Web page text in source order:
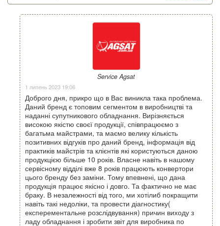
Service Agsat
1 липень 2023 19:06
Доброго дня, прикро що в Вас виникла така проблема.
Даний бренд є топовим сегментом в виробництві та
наданні супутникового обладнання. Вирізняється
високою якістю своєї продукції, співпрацюємо з
багатьма майстрами, та маємо велику кількість
позитивних відгуків про даний бренд, інформація від
практиків майстрів та клієнтів які користуються даною
продукцією більше 10 років. Власне навіть в нашому
сервісному відділі вже 8 років працюють конвертори
цього бренду без заміни. Тому впевнені, що дана
продукція працює якісно і довго. Та фактично не має
браку. В незалежності від того, ми хотілиб покращити
навіть такі недоліки, та провести діагностику(
експерементальне розслідвування) причин виходу з
ладу обладнання і зробити звіт для виробника по